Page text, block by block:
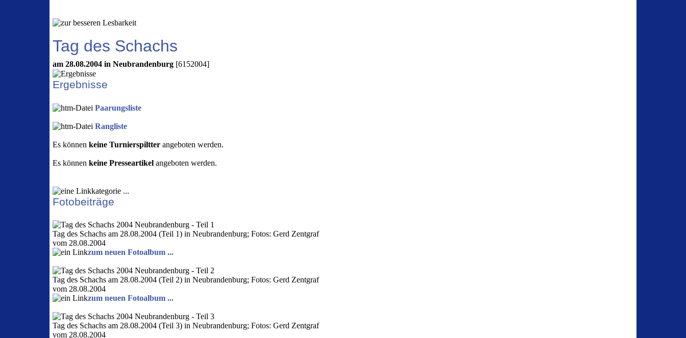
Tag des Schachs
am 28.08.2004 in Neubrandenburg [6152004]
Ergebnisse
Paarungsliste
Rangliste
Es könnenkeine Turnierspiltter angeboten werden.
Es könnenkeine Presseartikel angeboten werden.
Fotobeiträge
Tag des Schachs am 28.08.2004 (Teil 1) in Neubrandenburg; Fotos: Gerd Zentgraf
vom 28.08.2004
zum neuen Fotoalbum ...
Tag des Schachs am 28.08.2004 (Teil 2) in Neubrandenburg; Fotos: Gerd Zentgraf
vom 28.08.2004
zum neuen Fotoalbum ...
Tag des Schachs am 28.08.2004 (Teil 3) in Neubrandenburg; Fotos: Gerd Zentgraf
vom 28.08.2004